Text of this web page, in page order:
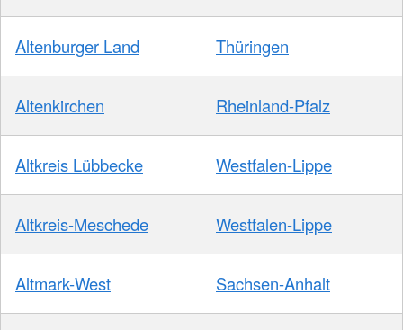
Altenburger Land Thüringen
Altenkirchen Rheinland-Pfalz
Altkreis Lübbecke Westfalen-Lippe
Altkreis-Meschede Westfalen-Lippe
Altmark-West Sachsen-Anhalt